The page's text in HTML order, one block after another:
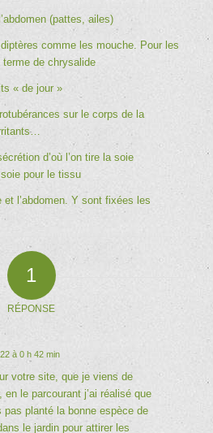
(pattes, ailes)
comme les mouche. Pour les
terme de chrysalide
« de jour »
sur le corps de la
d’où l’on tire la soie
pour le tissu
l’abdomen. Y sont fixées les
1
RÉPONSE
à 0 h 42 min
votre site, que je viens de
en le parcourant j’ai réalisé que
pas planté la bonne espèce de
le jardin pour attirer les